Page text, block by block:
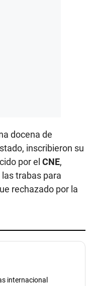
docena de
inscribieron su
por el CNE,
trabas para
rechazado por la
internacional